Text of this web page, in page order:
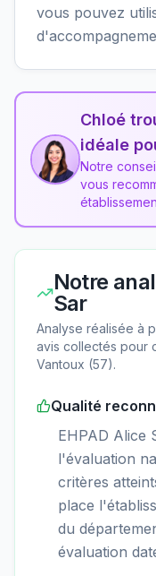
vous pouvez
Chloé
idéale
Notre
vous
Notre
Sar
Analyse réalisée à
avis collectés pour
Vantoux (57).
Qualité
EHPAD Alice
l'évaluation
critères
place
du
évaluation